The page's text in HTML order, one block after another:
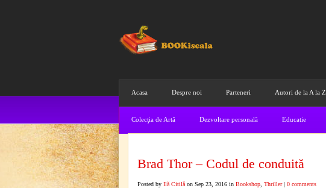
Acasa Despre noi Parteneri Autori de la A la Z
Colecţia de Artă Dezvoltare personală Educatie
Brad Thor – Codul de conduită
Posted by Ilă Citilă on Sep 23, 2016 in Bookshop Thriller| 0 comments